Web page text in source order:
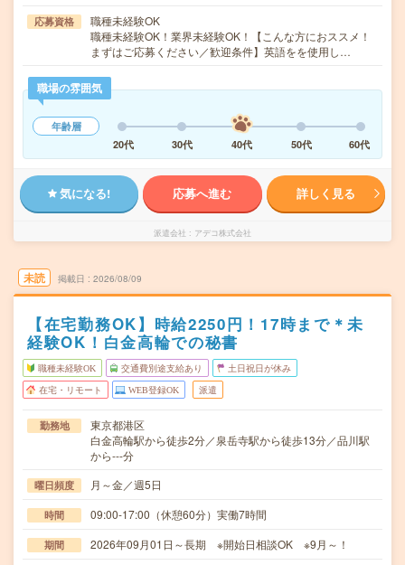
応募資格
職種未経験OK
職種未経験OK！業界未経験OK！【こんな方におススメ！
まずはご応募ください／歓迎条件】英語をを使用し…
職場の雰囲気
年齢層
20代
30代 40代 50代 60代
気になる! 応募へ進む 詳しく見る
派遣会社 アデコ株式会社
未読 掲載日 2026/08/09
【在宅勤務OK】時給2250円！17時まで＊未
経験OK！白金高輪での秘書
職種未経験OK 交通費別途支給あり 土日祝日が休み
在宅・リモート WEB登録OK 派遣
勤務地
東京都港区
白金高輪駅から徒歩2分／泉岳寺駅から徒歩13分／品川駅
から---分
曜日頻度 月～金／週5日
時間 09:00-17:00（休憩60分）実働7時間
期間 2026年09月01日～長期 ※開始日相談OK ※9月～！